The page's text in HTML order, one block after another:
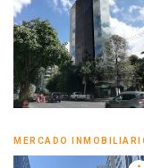
MERCADO